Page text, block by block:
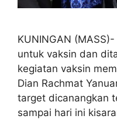
KUNINGAN
untuk vaksin dan
kegiatan vaksin
Dian Rachmat
target dicanangkan
sampai hari ini